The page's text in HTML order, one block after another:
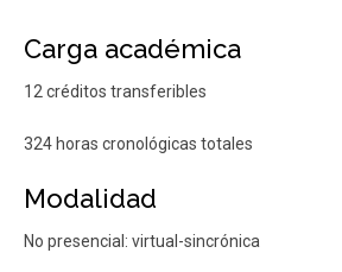
Carga académica
12 créditos transferibles
324 horas cronológicas totales
Modalidad
No presencial: virtual-sincrónica